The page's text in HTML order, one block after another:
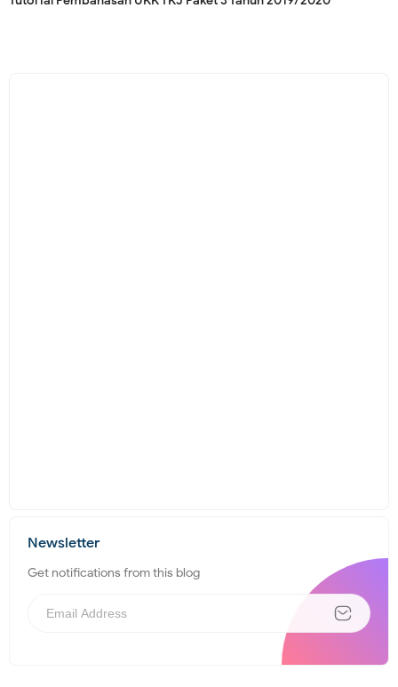
Newsletter
Get notifications from this blog